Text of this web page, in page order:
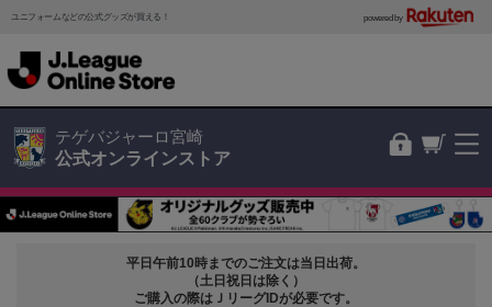
ユニフォームなどの公式グッズが買える！ powered by
テゲバジャーロ宮崎
公式オンラインストア
平日午前10時までのご注文は当日出荷。
（土日祝日は除く）
ご購入の際はＪリーグIDが必要です。